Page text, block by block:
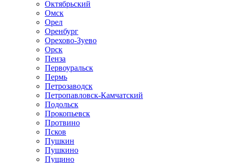
Октябрьский
Омск
Орел
Оренбург
Орехово-Зуево
Орск
Пенза
Первоуральск
Пермь
Петрозаводск
Петропавловск-Камчатский
Подольск
Прокопьевск
Протвино
Псков
Пушкин
Пушкино
Пущино